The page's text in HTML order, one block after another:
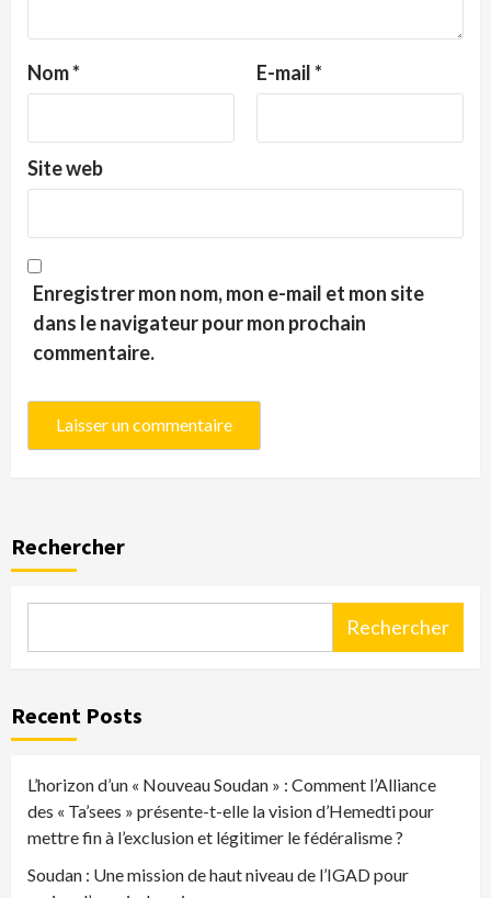
Nom* E-mail*
Site web
Enregistrer mon nom, mon e-mail et mon site
dans le navigateur pour mon prochain
commentaire.
Rechercher
Rechercher
Recent Posts
L’horizon d’un « Nouveau Soudan » : Comment l’Alliance
des « Ta’sees » présente-t-elle la vision d’Hemedti pour
mettre fin à l’exclusion et légitimer le fédéralisme ?
Soudan : Une mission de haut niveau de l’IGAD pour